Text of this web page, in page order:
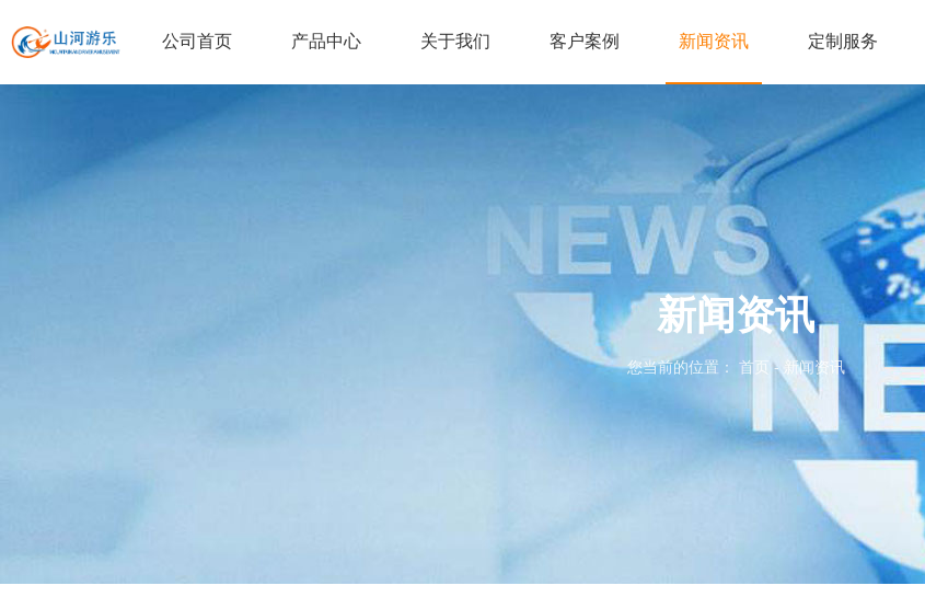
公司首页 产品中心 关于我们 客户案例 新闻资讯 定制服务
新闻资讯
您当前的位置： 首页- 新闻资讯